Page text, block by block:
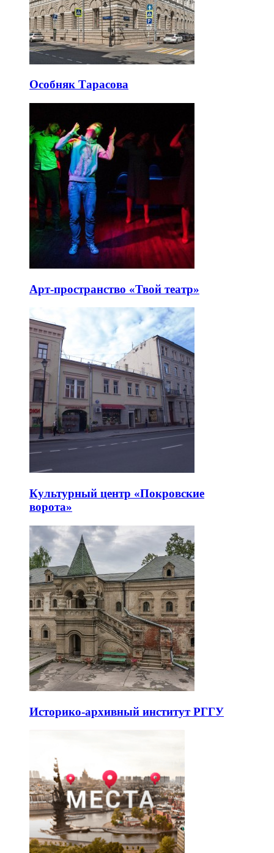
Особняк Тарасова
Арт-пространство «Твой театр»
Культурный центр «Покровские
ворота»
Историко-архивный институт РГГУ